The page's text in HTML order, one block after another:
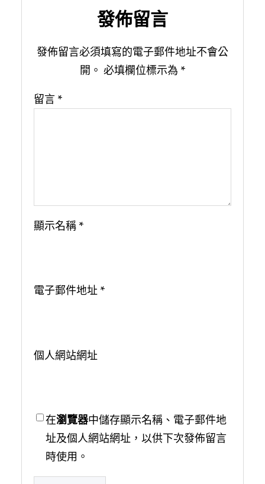
發佈留言
發佈留言必須填寫的電子郵件地址不會公
開。 必填欄位標示為 *
留言 *
顯示名稱 *
電子郵件地址 *
個人網站網址
在瀏覽器中儲存顯示名稱、電子郵件地
址及個人網站網址，以供下次發佈留言
時使用。